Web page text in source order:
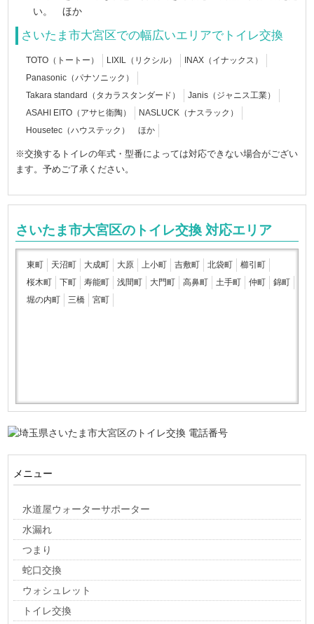
い。 ほか
さいたま市大宮区での幅広いエリアでトイレ交換
TOTO（トートー） LIXIL（リクシル）
INAX（イナックス）
Panasonic（パナソニック）
Takara standard（タカラスタンダード）
Janis（ジャニス工業）
ASAHI EITO（アサヒ衛陶）
NASLUCK（ナスラック）
Housetec（ハウステック） ほか
※交換するトイレの年式・型番によっては対応できない場合がござい
ます。予めご了承ください。
さいたま市大宮区のトイレ交換 対応エリア
東町 天沼町 大成町 大原 上小町 吉敷町 北袋町
櫛引町
桜木町
下町 寿能町 浅間町 大門町 高鼻町 土手町 仲町
錦町
堀の内町
三橋 宮町
メニュー
水道屋ウォーターサポーター
水漏れ
つまり
蛇口交換
ウォシュレット
トイレ交換